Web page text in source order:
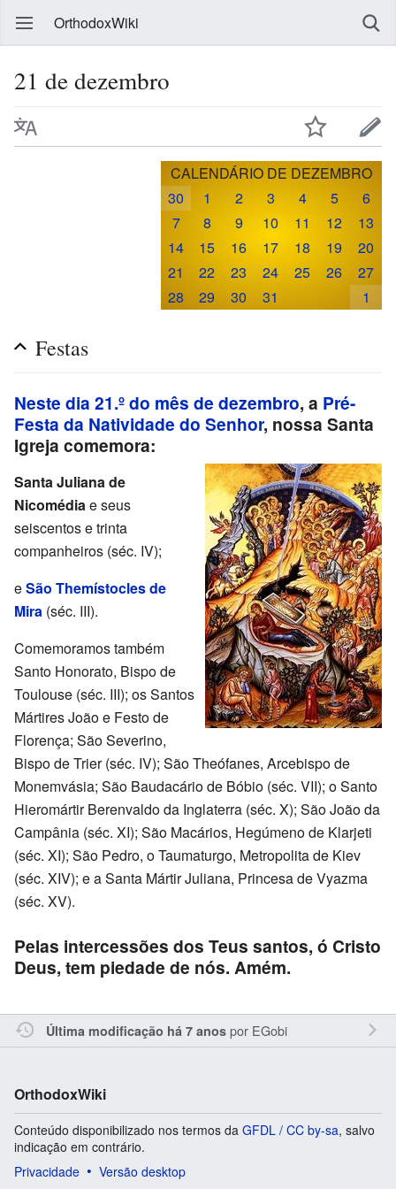
OrthodoxWiki
21 de dezembro
CALENDÁRIO DE DEZEMBRO
30
1 2 3 4 5
6
7
8 9 10 11 12
13
14
15 16 17 18 19
20
21
22 23 24 25 26
27
28
29 30 31 1
Festas
Neste dia 21.º do mês de dezembro, a Pré-
Festa da Natividade do Senhor, nossa Santa
Igreja comemora:
Santa Juliana de
Nicomédia e seus
seiscentos e trinta
companheiros (séc. IV);
eSão Themístocles de
Mira (séc. III).
Comemoramos também
Santo Honorato, Bispo de
Toulouse (séc. III); os Santos
Mártires João e Festo de
Florença; São Severino,
Bispo de Trier (séc. IV); São Theófanes, Arcebispo de
Monemvásia; São Baudacário de Bóbio (séc. VII); o Santo
Hieromártir Berenvaldo da Inglaterra (séc. X); São João da
Campânia (séc. XI); São Macários, Hegúmeno de Klarjeti
(séc. XI); São Pedro, o Taumaturgo, Metropolita de Kiev
(séc. XIV); e a Santa Mártir Juliana, Princesa de Vyazma
(séc. XV).
Pelas intercessões dos Teus santos, ó Cristo
Deus, tem piedade de nós. Amém.
Última modificação há 7 anospor EGobi
OrthodoxWiki
Conteúdo disponibilizado nos termos da GFDL / CC by-sa, salvo
indicação em contrário.
Privacidade
Versão desktop